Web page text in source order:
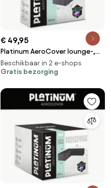
€ 49,95
Platinum AeroCover lounge-,
koffie-, vuurtafelhoes.
Ademende hoes voor lounge-,
82x82xH50cm.
Beschikbaar in 2 e-shops
Gratis bezorging